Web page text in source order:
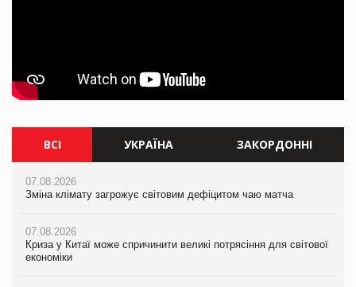
ВСІ УКРАЇНА ЗАКОРДОННІ
07.08.2026
Зміна клімату загрожує світовим дефіцитом чаю матча
07.08.2026
Криза у Китаї може спричинити великі потрясіння для світової
економіки
07.08.2026
Зміна клімату загрожує світовим дефіцитом чаю матча
07.08.2026
Криза у Китаї може спричинити великі потрясіння для світової
економіки
07.08.2026
Зміна клімату загрожує світовим дефіцитом чаю матча
07.08.2026
Криза у Китаї може спричинити великі потрясіння для світової
економіки